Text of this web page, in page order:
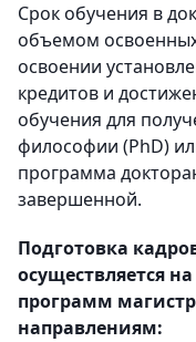
Срок обучения в
объемом
освоении
кредитов и
обучения для
философии (PhD)
программа
завершенной.
Подготовка
осуществляется
программ
направлениям: